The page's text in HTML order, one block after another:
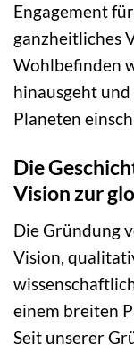
Engagement
ganzheitliches
Wohlbefinden
hinausgeht
Planeten
Die
Vision zur
Die Gründung
Vision,
einem breiten
Seit unserer